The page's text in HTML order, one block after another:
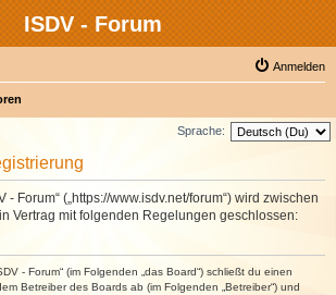
ISDV - Forum
Anmelden
Sprache:
- Forum“ („https://www.isdv.net/forum“) wird zwischen
Vertrag mit folgenden Regelungen geschlossen:
- Forum“ (im Folgenden „das Board“) schließt du einen
Betreiber des Boards ab (im Folgenden „Betreiber“) und